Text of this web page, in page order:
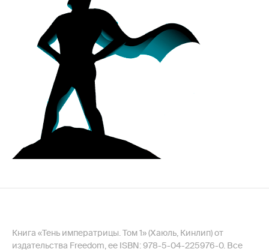
Книга «Тень императрицы. Том 1» (Хаюль, Кинлип) от
издательства Freedom, ее ISBN: 978-5-04-225976-0. Все